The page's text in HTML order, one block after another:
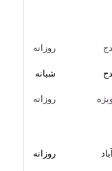
روزانه
شبانه
روزانه
روزانه